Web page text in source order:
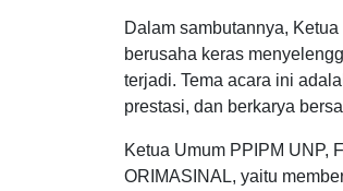
Dalam sambutannya,
berusaha keras
terjadi. Tema acara ini
prestasi, dan berkarya
Ketua Umum PPIPM UNP,
ORIMASINAL, yaitu